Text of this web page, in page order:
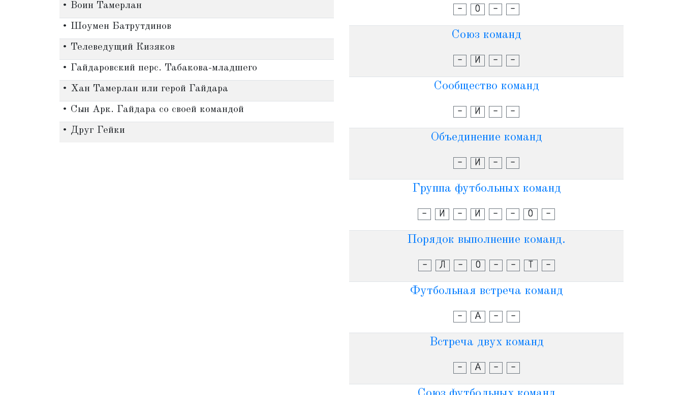
• Воин Тамерлан
• Шоумен Батрутдинов
• Телеведущий Кизяков
• Гайдаровский перс. Табакова-младшего
• Хан Тамерлан или герой Гайдара
• Сын Арк. Гайдара со своей командой
• Друг Гейки
- О - -
Союз команд
- И - -
Сообщество команд
- И - -
Объединение команд
- И - -
Группа футбольных команд
- И - И - - О -
Порядок выполнение команд.
- Л - О - - Т -
Футбольная встреча команд
- А - -
Встреча двух команд
- А - -